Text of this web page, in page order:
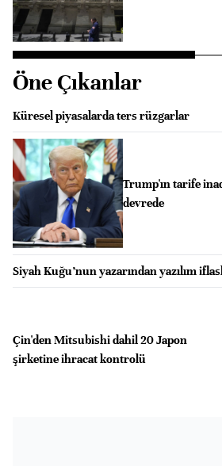
Öne Çıkanlar
Küresel piyasalarda ters rüzgarlar
Trump'ın tarife
devrede
Siyah Kuğu’nun yazarından yazılım
Çin'den Mitsubishi dahil 20 Japon
şirketine ihracat kontrolü